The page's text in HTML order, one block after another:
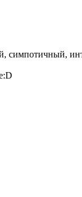
симпотичный,